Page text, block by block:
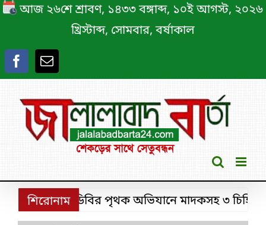
Skip
content
আজ ২৬শে শ্রাবণ, ১৪৩৩ বঙ্গাব্দ, ১০ই আগস্ট, ২০২৬
খ্রিস্টাব্দ, সোমবার, বর্ষাকাল
শিরোনাম
শ্রীমঙ্গলে ডিবির পৃথক অভিযানে মাদকসহ ৩ চিহ্নিত